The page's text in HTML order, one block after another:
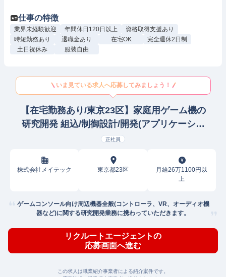
仕事の特徴
業界未経験歓迎 年間休日120日以上
資格取得支援あり
時短勤務あり
退職金あり 在宅OK
完全週休2日制
土日祝休み
服装自由
いま見ている求人へ応募してみましょう！
【在宅勤務あり/東京23区】家庭用ゲーム機の
研究開発 組込/制御設計/開発(アプリケーショ
ン)
正社員
株式会社メイテック 東京都23区
月給26万1100円以
上
ゲームコンソール向け周辺機器全般(コントローラ、VR、オーディオ機
器など)に関する研究開発業務に携わっていただきます。
リクルートエージェントの
応募画面へ進む
この求人は職業紹介事業者による紹介案件です。